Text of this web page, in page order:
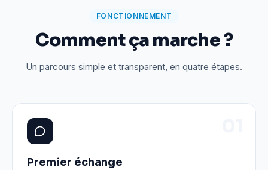
FONCTIONNEMENT
Comment ça marche ?
Un parcours simple et transparent, en quatre étapes.
Premier échange